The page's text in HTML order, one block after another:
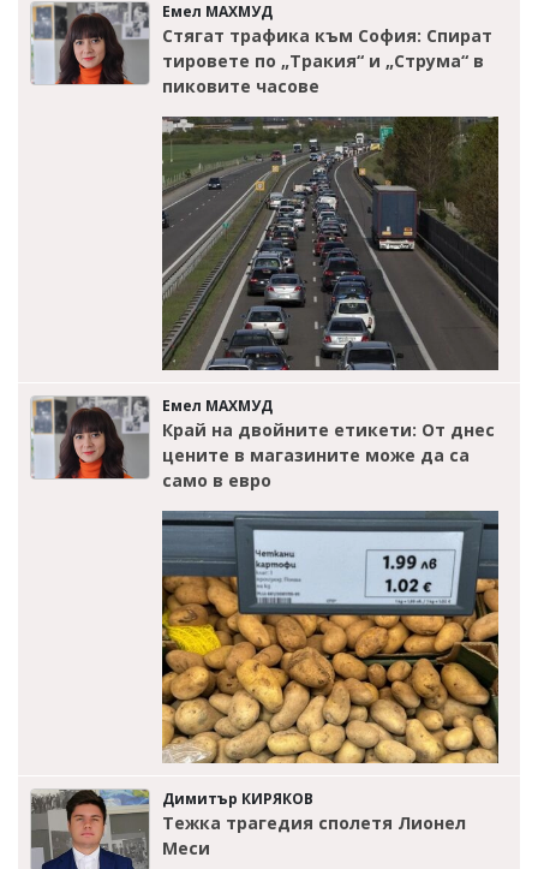
Емел МАХМУД
Стягат трафика към София: Спират
тировете по „Тракия“ и „Струма“ в
пиковите часове
Емел МАХМУД
Край на двойните етикети: От днес
цените в магазините може да са
само в евро
Димитър КИРЯКОВ
Тежка трагедия сполетя Лионел
Меси